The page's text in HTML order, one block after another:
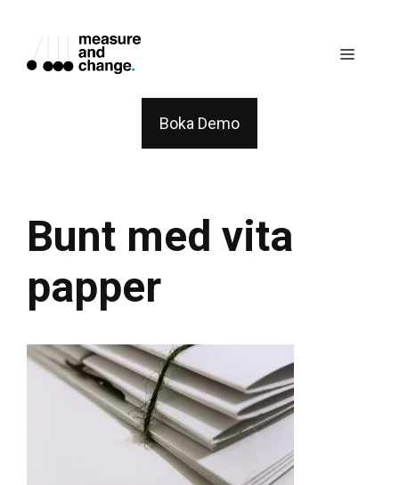
content
Menu
Boka Demo
Bunt med vita
papper